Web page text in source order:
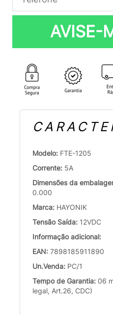
AVISE-
Modelo: FTE-1205
Corrente: 5A
Dimensões da
0.000
Marca: HAYONIK
Tensão Saída: 12VDC
Informação adicional:
EAN: 7898185911890
Un.Venda: PC/1
Tempo de Garantia: 06
legal, Art.26, CDC)